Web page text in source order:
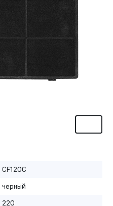
CF120C
черный
220